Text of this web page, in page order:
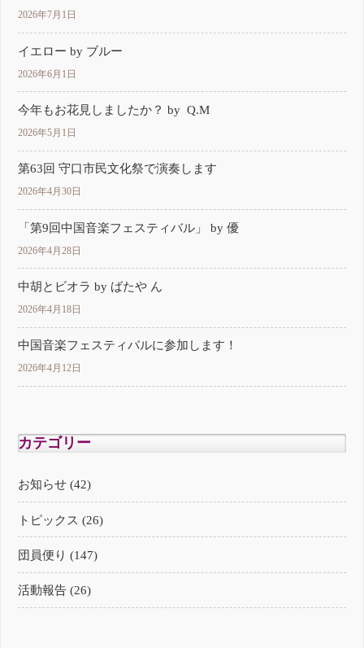
2026年7月1日
イエロー by ブルー
2026年6月1日
今年もお花見しましたか？ by Q.M
2026年5月1日
第63回 守口市民文化祭で演奏します
2026年4月30日
「第9回中国音楽フェスティバル」 by 優
2026年4月28日
中胡とビオラ by ばたや ん
2026年4月18日
中国音楽フェスティバルに参加します！
2026年4月12日
カテゴリー
お知らせ (42)
トピックス (26)
団員便り (147)
活動報告 (26)